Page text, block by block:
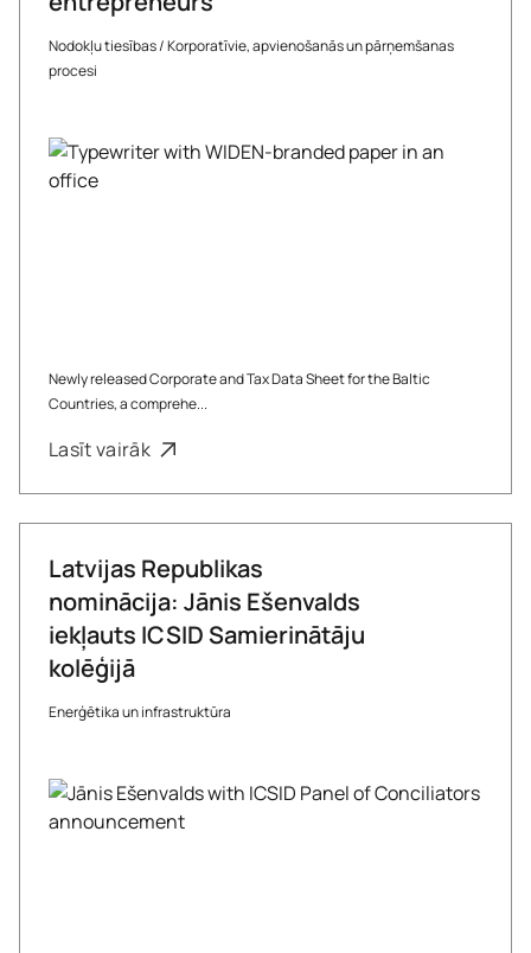
Nodokļu tiesības/Korporatīvie, apvienošanās un pārņemšanas
procesi
Newly released Corporate and Tax Data Sheet for the Baltic
Countries, a comprehe...
Lasīt vairāk
Latvijas Republikas
nominācija: Jānis Ešenvalds
iekļauts ICSID Samierinātāju
kolēģijā
Enerģētika un infrastruktūra